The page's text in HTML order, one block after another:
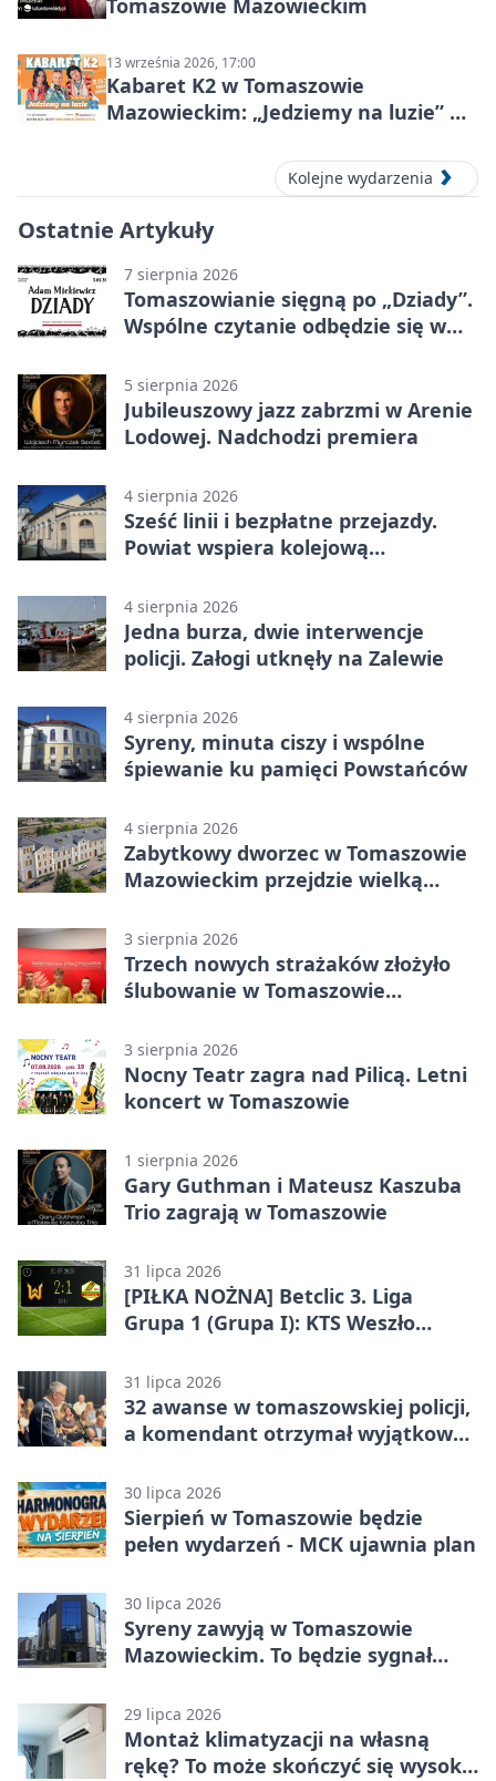
Tomaszowie Mazowieckim
13 września 2026, 17:00
Kabaret K2 w Tomaszowie
Mazowieckim: „Jedziemy na luzie” w
Kolejne wydarzenia
Ostatnie Artykuły
7 sierpnia 2026
Tomaszowianie sięgną po „Dziady”.
Wspólne czytanie odbędzie się w
5 sierpnia 2026
Jubileuszowy jazz zabrzmi w Arenie
Lodowej. Nadchodzi premiera
4 sierpnia 2026
Sześć linii i bezpłatne przejazdy.
Powiat wspiera kolejową
4 sierpnia 2026
Jedna burza, dwie interwencje
policji. Załogi utknęły na Zalewie
4 sierpnia 2026
Syreny, minuta ciszy i wspólne
śpiewanie ku pamięci Powstańców
4 sierpnia 2026
Zabytkowy dworzec w Tomaszowie
Mazowieckim przejdzie wielką
wykonawcy
3 sierpnia 2026
Trzech nowych strażaków złożyło
ślubowanie w Tomaszowie
3 sierpnia 2026
Nocny Teatr zagra nad Pilicą. Letni
koncert w Tomaszowie
1 sierpnia 2026
Gary Guthman i Mateusz Kaszuba
Trio zagrają w Tomaszowie
31 lipca 2026
[PIŁKA NOŻNA] Betclic 3. Liga
Grupa 1 (Grupa I): KTS Weszło
Mazowiecki 2:1
31 lipca 2026
32 awanse w tomaszowskiej policji,
a komendant otrzymał wyjątkowy
30 lipca 2026
Sierpień w Tomaszowie będzie
pełen wydarzeń - MCK ujawnia plan
30 lipca 2026
Syreny zawyją w Tomaszowie
Mazowieckim. To będzie sygnał
29 lipca 2026
Montaż klimatyzacji na własną
rękę? To może skończyć się wysoką